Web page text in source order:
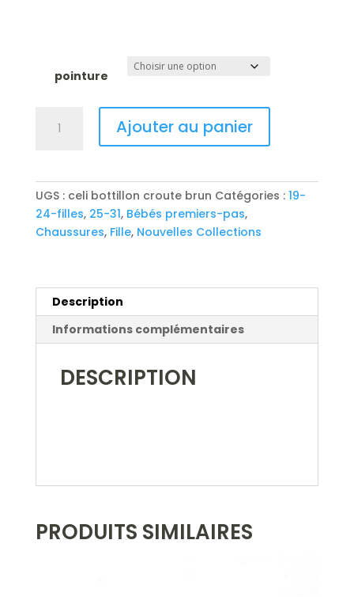
pointure
tirette
Ajouter au panier
:
UGS : celi bottillon croute brun Catégories : 19-
24-filles, 25-31, Bébés premiers-pas,
Chaussures, Fille, Nouvelles Collections
Description
Informations complémentaires
DESCRIPTION
PRODUITS SIMILAIRES